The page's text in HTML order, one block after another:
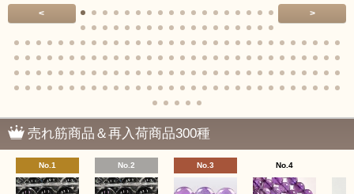
< >
売れ筋商品＆再入荷商品300種
No.1 No.2 No.3 No.4